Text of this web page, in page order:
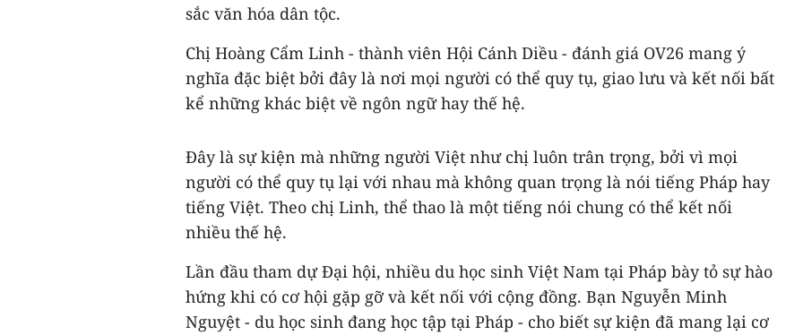
sắc văn hóa dân tộc.
Chị Hoàng Cẩm Linh - thành viên Hội Cánh Diều - đánh giá OV26 mang ý
nghĩa đặc biệt bởi đây là nơi mọi người có thể quy tụ, giao lưu và kết nối bất
kể những khác biệt về ngôn ngữ hay thế hệ.
Đây là sự kiện mà những người Việt như chị luôn trân trọng, bởi vì mọi
người có thể quy tụ lại với nhau mà không quan trọng là nói tiếng Pháp hay
tiếng Việt. Theo chị Linh, thể thao là một tiếng nói chung có thể kết nối
nhiều thế hệ.
Lần đầu tham dự Đại hội, nhiều du học sinh Việt Nam tại Pháp bày tỏ sự hào
hứng khi có cơ hội gặp gỡ và kết nối với cộng đồng. Bạn Nguyễn Minh
Nguyệt - du học sinh đang học tập tại Pháp - cho biết sự kiện đã mang lại cơ